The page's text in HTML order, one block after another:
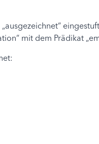
mit dem Prädikat